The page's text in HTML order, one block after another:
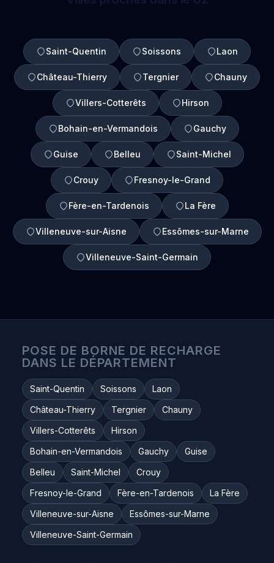
Saint-Quentin Soissons Laon
Château-Thierry Tergnier Chauny
Villers-Cotterêts Hirson
Bohain-en-Vermandois Gauchy
Guise Belleu Saint-Michel
Crouy Fresnoy-le-Grand
Fère-en-Tardenois La Fère
Villeneuve-sur-Aisne Essômes-sur-Marne
Villeneuve-Saint-Germain
POSE DE BORNE DE RECHARGE
DANS LE DÉPARTEMENT
Saint-Quentin Soissons
Laon
Château-Thierry
Tergnier
Chauny
Villers-Cotterêts
Hirson
Bohain-en-Vermandois
Gauchy
Guise
Belleu
Saint-Michel
Crouy
Fresnoy-le-Grand
Fère-en-Tardenois
La Fère
Villeneuve-sur-Aisne
Essômes-sur-Marne
Villeneuve-Saint-Germain